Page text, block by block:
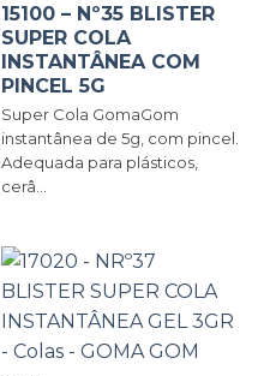
15100 – Nº35 BLISTER
SUPER COLA
INSTANTÂNEA COM
PINCEL 5G
Super Cola GomaGom
instantânea de 5g, com pincel.
Adequada para plásticos,
cerâ...